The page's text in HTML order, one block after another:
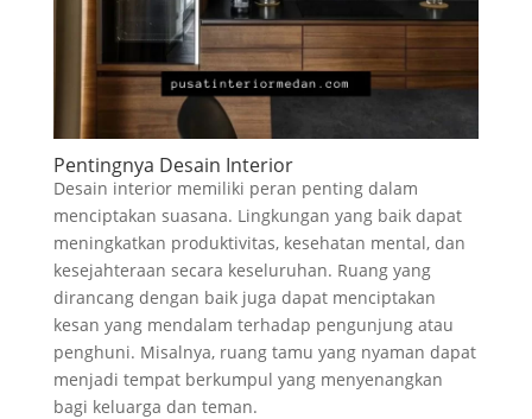
Pentingnya Desain Interior
Desain interior memiliki peran penting dalam
menciptakan suasana. Lingkungan yang baik dapat
meningkatkan produktivitas, kesehatan mental, dan
kesejahteraan secara keseluruhan. Ruang yang
dirancang dengan baik juga dapat menciptakan
kesan yang mendalam terhadap pengunjung atau
penghuni. Misalnya, ruang tamu yang nyaman dapat
menjadi tempat berkumpul yang menyenangkan
bagi keluarga dan teman.